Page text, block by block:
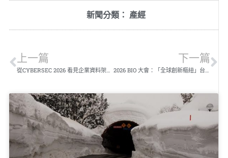
新聞分類： 產經
上一篇
從CYBERSEC 2026 看見企業資料架構的下一個十年
下一篇
2026 BIO 大會：「全球創新樞紐」台灣生技生態圈藍圖亮相